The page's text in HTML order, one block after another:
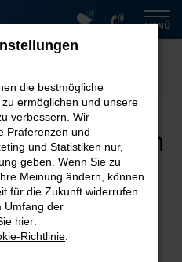
0
MENÜ
kaufen
Meißner finden
Škoda
für Berlin
die bestmögliche
ermöglichen und unsere
verbessern. Wir
Präferenzen und
und Statistiken nur,
geben. Wenn Sie zu
Meinung ändern, können
für die Zukunft widerrufen.
Umfang der
hier:
Richtlinie